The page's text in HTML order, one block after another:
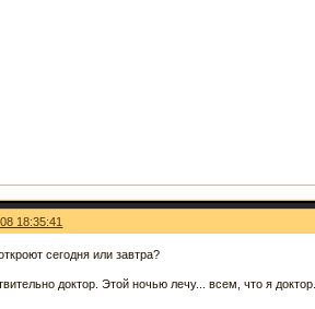
18:35:41
сегодня или завтра?
доктор. Этой ночью лечу... всем, что я доктор.